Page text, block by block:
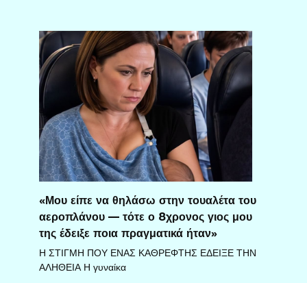
«Μου είπε να θηλάσω στην τουαλέτα του
αεροπλάνου — τότε ο 8χρονος γιος μου
της έδειξε ποια πραγματικά ήταν»
Η ΣΤΙΓΜΗ ΠΟΥ ΕΝΑΣ ΚΑΘΡΕΦΤΗΣ ΕΔΕΙΞΕ ΤΗΝ
ΑΛΗΘΕΙΑ Η γυναίκα